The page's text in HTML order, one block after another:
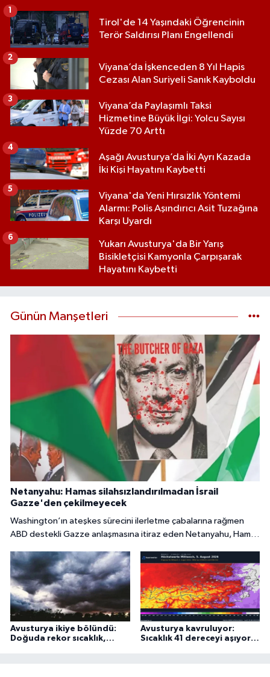
Tirol'de 14 Yaşındaki Öğrencinin
Terör Saldırısı Planı Engellendi
1
Viyana’da İşkenceden 8 Yıl Hapis
Cezası Alan Suriyeli Sanık Kayboldu
2
Viyana’da Paylaşımlı Taksi
Hizmetine Büyük İlgi: Yolcu Sayısı
Yüzde 70 Arttı
3
Aşağı Avusturya’da İki Ayrı Kazada
İki Kişi Hayatını Kaybetti
4
Viyana'da Yeni Hırsızlık Yöntemi
Alarmı: Polis Aşındırıcı Asit Tuzağına
Karşı Uyardı
5
Yukarı Avusturya'da Bir Yarış
Bisikletçisi Kamyonla Çarpışarak
Hayatını Kaybetti
6
Günün Manşetleri
Netanyahu: Hamas silahsızlandırılmadan İsrail
Gazze'den çekilmeyecek
Washington’ın ateşkes sürecini ilerletme çabalarına rağmen
ABD destekli Gazze anlaşmasına itiraz eden Netanyahu, Hamas
çekilmeyeceğini söyledi.
Avusturya ikiye bölündü:
Doğuda rekor sıcaklık,
Avusturya kavruluyor:
Sıcaklık 41 dereceyi aşıyor,